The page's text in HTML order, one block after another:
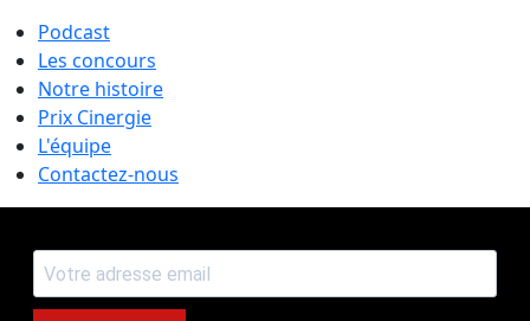
Podcast
Les concours
Notre histoire
Prix Cinergie
L'équipe
Contactez-nous